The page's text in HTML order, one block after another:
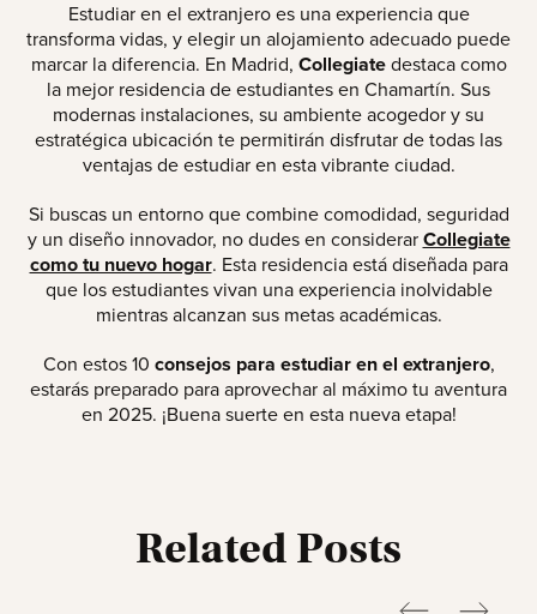
Estudiar en el extranjero es una experiencia que
transforma vidas, y elegir un alojamiento adecuado puede
marcar la diferencia. En Madrid, Collegiatedestaca como
la mejor residencia de estudiantes en Chamartín. Sus
modernas instalaciones, su ambiente acogedor y su
estratégica ubicación te permitirán disfrutar de todas las
ventajas de estudiar en esta vibrante ciudad.
Si buscas un entorno que combine comodidad, seguridad
y un diseño innovador, no dudes en considerar Collegiate
como tu nuevo hogar. Esta residencia está diseñada para
que los estudiantes vivan una experiencia inolvidable
mientras alcanzan sus metas académicas.
Con estos 10 consejos para estudiar en el extranjero,
estarás preparado para aprovechar al máximo tu aventura
en 2025. ¡Buena suerte en esta nueva etapa!
Related Posts